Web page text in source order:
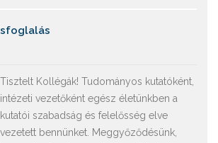
Tisztelt Kollégák! Tudományos kutatóként,
intézeti vezetőként egész életünkben a
kutatói szabadság és felelősség elve
vezetett bennünket. Meggyőződésünk,